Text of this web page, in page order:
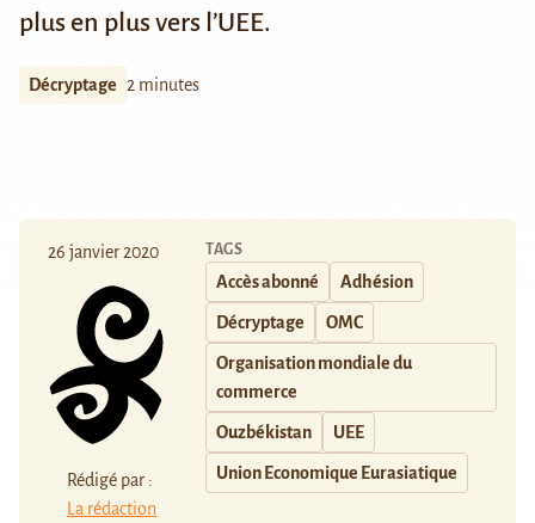
plus en plus vers l’UEE.
Décryptage 2 minutes
26 janvier 2020
Rédigé par :
La rédaction
TAGS
Accès abonné Adhésion
Décryptage OMC
Organisation mondiale du
commerce
Ouzbékistan UEE
Union Economique Eurasiatique